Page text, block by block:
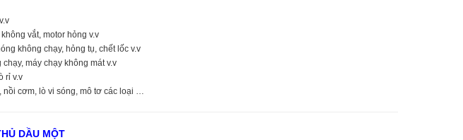
vắt, motor hỏng v.v
không chạy, hỏng tụ, chết lốc v.v
chạy, máy chạy không mát v.v
rỉ v.v
nồi cơm, lò vi sóng, mô tơ các loại …
DẦU MỘT